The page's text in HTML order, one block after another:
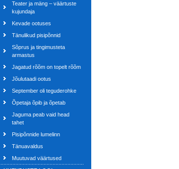
Teater ja mäng – väärtuste
kujundaja
Kevade ootuses
Tänulikud pisipõnnid
Sõprus ja tingimusteta
armastus
Jagatud rõõm on topelt rõõm
Jõulutaadi ootus
September oli teguderohke
Õpetaja õpib ja õpetab
Jaguma peab vaid head
tahet
Pisipõnnide lumelinn
Tänuavaldus
Muutuvad väärtused